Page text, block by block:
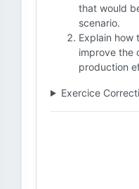
that would
scenario.
Explain how
improve the
production
Exercice